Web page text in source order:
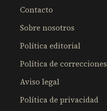
Contacto
Sobre nosotros
Política editorial
Política de correcciones
Aviso legal
Política de privacidad